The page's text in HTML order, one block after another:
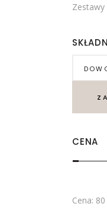
Zestawy
CENA
min.
maks.
Cena: 80